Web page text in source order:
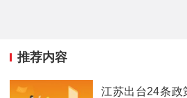
推荐内容
江苏出台24条政